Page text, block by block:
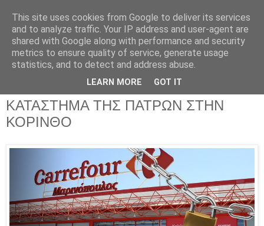
Parakato.gr
ΜΑΡΙΝΟΠΟΥΛΟΣ ΑΕ: ΚΑΛΕΣΜΑ
ΔΙΑΜΑΡΤΥΡΙΑΣ ΕΞΩ ΑΠΟ ΤΟ
ΚΑΤΑΣΤΗΜΑ ΤΗΣ ΠΑΤΡΩΝ ΣΤΗΝ
ΚΟΡΙΝΘΟ
This site uses cookies from Google to deliver its services
and to analyze traffic. Your IP address and user-agent are
shared with Google along with performance and security
metrics to ensure quality of service, generate usage
statistics, and to detect and address abuse.
LEARN MORE GOT IT